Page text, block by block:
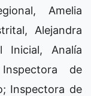
Amelia
Alejandra
Inicial, Analía
de
Inspectora de